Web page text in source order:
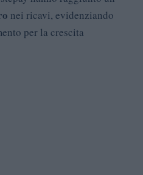
nei ricavi, evidenziando
per la crescita